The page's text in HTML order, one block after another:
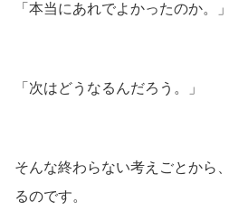
「本当にあれでよかったのか。」
「次はどうなるんだろう。」
そんな終わらない考えごとから
るのです。